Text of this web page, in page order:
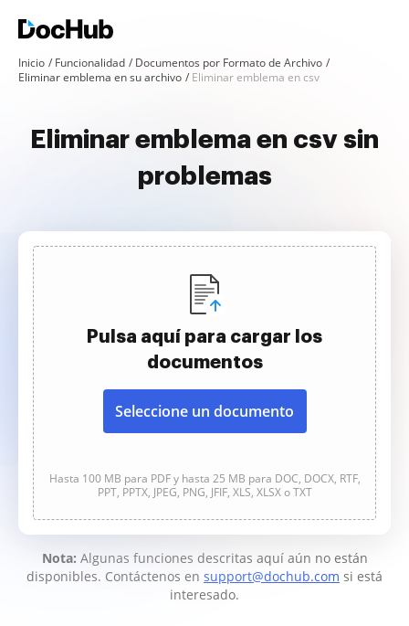
Inicio Funcionalidad
Documentos por Formato de Archivo
Eliminar emblema en su archivo
Eliminar emblema en csv
Eliminar emblema en csv sin
problemas
Pulsa aquí para cargar los
documentos
Seleccione un documento
Hasta 100 MB para PDF y hasta 25 MB para DOC, DOCX, RTF,
PPT, PPTX, JPEG, PNG, JFIF, XLS, XLSX o TXT
Nota: Algunas funciones descritas aquí aún no están
disponibles. Contáctenos en support@dochub.com si está
interesado.